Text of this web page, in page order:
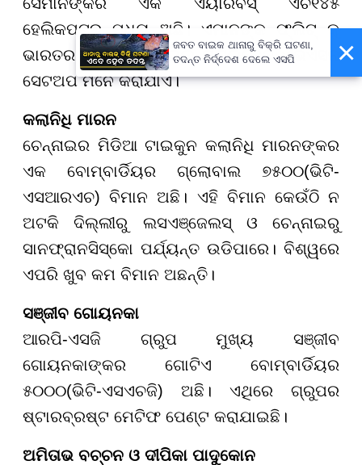
ହେଲିକପ୍ଟର ମଧ୍ୟ ଅଛି। ଏମାନଙ୍କ ଫ୍ଲିଟ୍ କୁ
ଭାରତର ସବୁଠୁ ଭର୍ସାଟାଇଲ ପ୍ରାଇଭେଟ ଏଭିଏସନ
ସେଟଅପ ମନେ କରାଯାଏ।
କଲାନିଧି ମାରନ
ଚେନ୍ନାଇର ମିଡିଆ ଟାଇକୁନ କଲାନିଧି ମାରନଙ୍କର
ଏକ ବୋମ୍ବାର୍ଡିୟର ଗ୍ଲୋବାଲ ୭୫୦୦(ଭିଟି-
ଏସଆରଏଚ) ବିମାନ ଅଛି। ଏହି ବିମାନ କେଉଁଠି ନ
ଅଟକି ଦିଲ୍ଲୀରୁ ଲସଏଞ୍ଜେଲସ୍ ଓ ଚେନ୍ନାଇରୁ
ସାନଫ୍ରାନସିସ୍କୋ ପର୍ଯ୍ୟନ୍ତ ଉଡିପାରେ। ବିଶ୍ୱରେ
ଏପରି ଖୁବ କମ ବିମାନ ଅଛନ୍ତି।
ସଞ୍ଜୀବ ଗୋୟନକା
ଆରପି-ଏସଜି ଗ୍ରୁପ ମୁଖ୍ୟ ସଞ୍ଜୀବ
ଗୋୟନକାଙ୍କର ଗୋଟିଏ ବୋମ୍ବାର୍ଡିୟର
୫୦୦୦(ଭିଟି-ଏସଏଚଜି) ଅଛି। ଏଥିରେ ଗ୍ରୁପର
ଷ୍ଟାରବ୍ରଷ୍ଟ ମେଟିଫ ପେଣ୍ଟ କରାଯାଇଛି।
ଅମିତାଭ ବଚ୍ଚନ ଓ ଦୀପିକା ପାଦୁକୋନ
×
ଜବତ ବାଇକ ଥାନାରୁ ବିକ୍ରି ଘଟଣା,
ତଦନ୍ତ ନିର୍ଦ୍ଦେଶ ଦେଲେ ଏସପି